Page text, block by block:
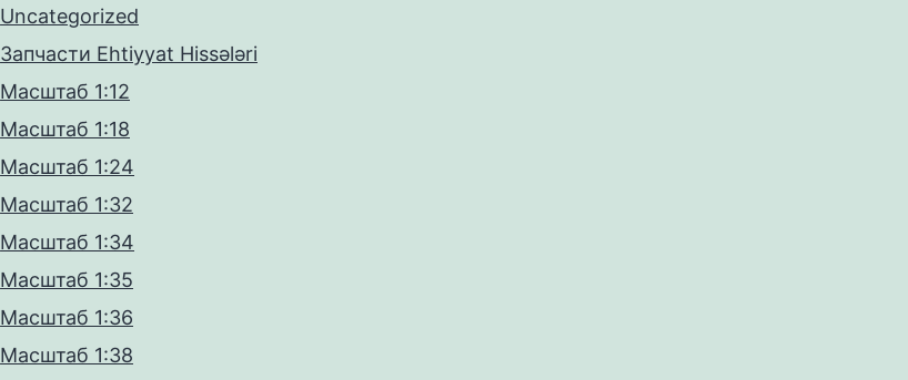
Uncategorized
Запчасти Ehtiyyat Hissələri
Масштаб 1:12
Масштаб 1:18
Масштаб 1:24
Масштаб 1:32
Масштаб 1:34
Масштаб 1:35
Масштаб 1:36
Масштаб 1:38